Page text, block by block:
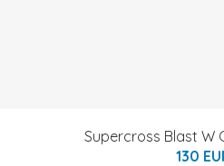
Supercross Blast W
130